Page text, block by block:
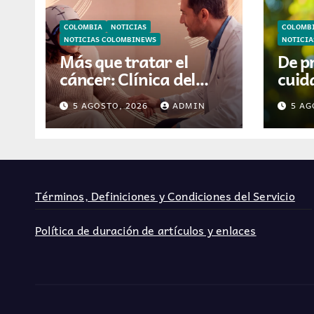
COLOMBIA
NOTICIAS
NOTICIAS COLOMBINEWS
Más que tratar el
cáncer: Clínica del
Country incorpora
tecnología que ayuda
a preservar el cabello
la quimioterapia
5 AGOSTO, 2026 ADMIN
De
5
Términos, Definiciones y Condiciones del Servicio
Política de duración de artículos y enlaces